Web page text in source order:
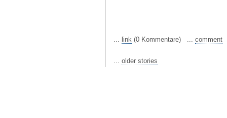
... link (0 Kommentare) ... comment
... older stories